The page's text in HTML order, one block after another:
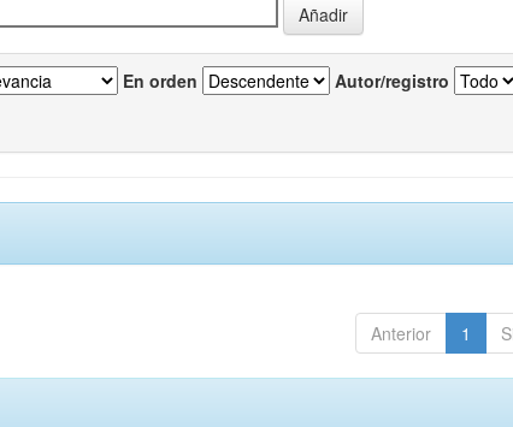
En orden Autor/registro
Anterior 1